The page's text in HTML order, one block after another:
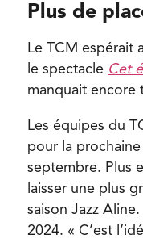
Plus de
Le TCM espérait
le spectacle Cet
manquait encore
Les équipes du
pour la
septembre. Plus
laisser une plus
saison Jazz
2024. « C’est